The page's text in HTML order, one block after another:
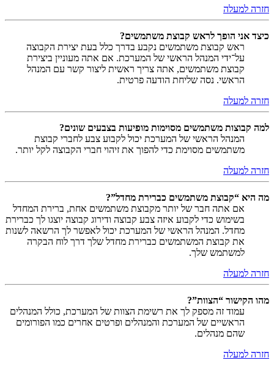
חזרה למעלה
כיצד אני הופך לראש קבוצת משתמשים?
ראש קבוצת משתמשים נקבע בדרך כלל בעת יצירת הקבוצה
על־ידי המנהל הראשי של המערכת. אם אתה מעוניין ביצירת
קבוצת משתמשים, אתה צריך ראשית ליצור קשר עם המנהל
הראשי. נסה שליחת הודעה פרטית.
חזרה למעלה
למה קבוצות משתמשים מסוימות מופיעות בצבעים שונים?
המנהל הראשי של המערכת יכול לקבוע צבע לחברי קבוצת
משתמשים מסוימת כדי להפוך את זיהוי חברי הקבוצה לקל יותר.
חזרה למעלה
מה היא “קבוצת משתמשים כברירת מחדל”?
אם אתה חבר של יותר מקבוצת משתמשים אחת, ברירת המחדל
בשימוש כדי לקבוע איזה צבע קבוצה ודירוג קבוצה יוצגו לך כברירת
מחדל. המנהל הראשי של המערכת יכול לאפשר לך הרשאה לשנות
את קבוצת המשתמשים כברירת מחדל שלך דרך לוח הבקרה
למשתמש שלך.
חזרה למעלה
מהו הקישור “הצוות”?
עמוד זה מספק לך את רשימת הצוות של המערכת, כולל המנהלים
הראשיים של המערכת והמנהלים ופרטים אחרים כמו הפורומים
שהם מנהלים.
חזרה למעלה